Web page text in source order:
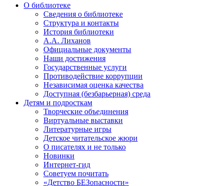
О библиотеке
Сведения о библиотеке
Структура и контакты
История библиотеки
А.А. Лиханов
Официальные документы
Наши достижения
Государственные услуги
Противодействие коррупции
Независимая оценка качества
Доступная (безбарьерная) среда
Детям и подросткам
Творческие объединения
Виртуальные выставки
Литературные игры
Детское читательское жюри
О писателях и не только
Новинки
Интернет-гид
Советуем почитать
«Детство БЕЗопасности»